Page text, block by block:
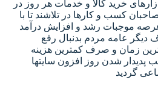
خرید کالا و خدمات هر روز در
کسب و کارها در تلاشند تا با
موجبات رشد و افزایش درآمد
دیگر عامه مردم بدنبال رفع
زمان و صرف کمترین هزینه
پدیدار شدن روز افزون سایتها